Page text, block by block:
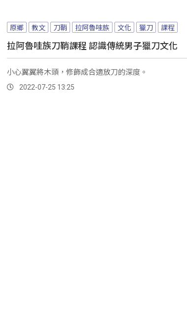
原鄉 教文 刀鞘 拉阿魯哇族 文化 獵刀 課程
拉阿魯哇族刀鞘課程 認識傳統男子獵刀文化
小心翼翼將木頭，修飾成合適放刀的深度。
2022-07-25 13:25